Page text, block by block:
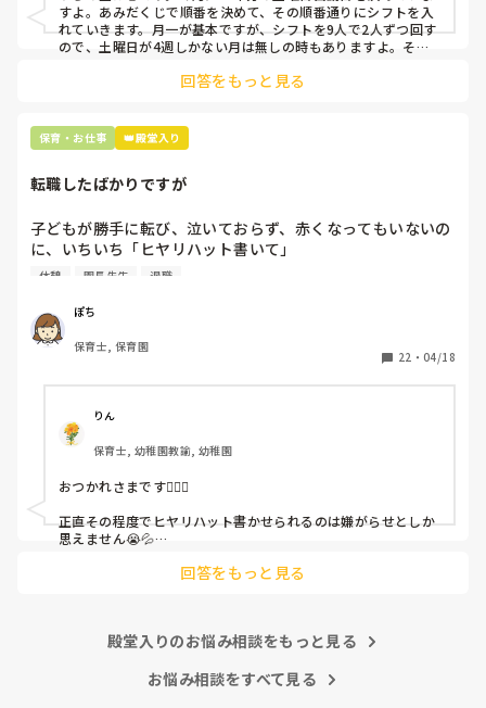
上記のいずれかの対策を取り入れることを考えています。
すよ。あみだくじで順番を決めて、その順番通りにシフトを入
れていきます。月一が基本ですが、シフトを9人で2人ずつ回す
ので、土曜日が4週しかない月は無しの時もありますよ。その
て貰い、主任に報告してます。
回答をもっと見る
保育・お仕事 👑殿堂入り
転職したばかりですが
子どもが勝手に転び、泣いておらず、赤くなってもいないの
に、いちいち「ヒヤリハット書いて」
と書かされ
（そう言う本人は書かない）
しかも、上司に↑この内容でも
ちゃんと考えて対策を練って書き込むようにと。
呼ばれて一緒に対策を考えさせられること多数
これだけで30〜40分拘束されて辛いです
皆さんの園はどうですか?
休憩 園長先生 退職
ぽち
保育士, 保育園
22 ・ 04/18
りん
保育士, 幼稚園教諭, 幼稚園
おつかれさまです🙇🏻‍♀️
正直その程度でヒヤリハット書かせられるのは嫌がらせとしか
思えません😭💦
回答をもっと見る
殿堂入りのお悩み相談をもっと見る
お悩み相談をすべて見る